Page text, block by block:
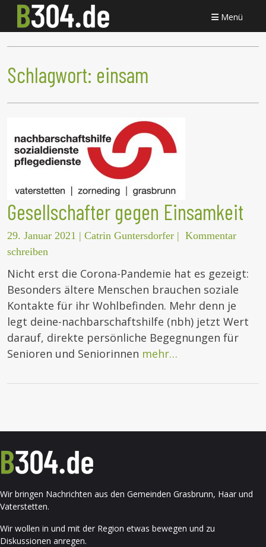
Menü
Schlagwort: einsam
Gesellschafter gegen Einsamkeit
29. Januar 2021 | Catrin Guntersdorfer | Kommentar
schreiben
Nicht erst die Corona-Pandemie hat es gezeigt:
Besonders ältere Menschen brauchen soziale
Kontakte für ihr Wohlbefinden. Mehr denn je
legt deine-nachbarschaftshilfe (nbh) jetzt Wert
darauf, direkte persönliche Begegnungen für
Senioren und Seniorinnen mehr…
Wir bringen Nachrichten aus den Gemeinden Grasbrunn, Haar und
Vaterstetten.
Wir wollen in und mit der Region etwas bewegen und zu
Diskussionen anregen.